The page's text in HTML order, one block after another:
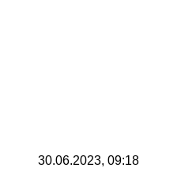
30.06.2023, 09:18